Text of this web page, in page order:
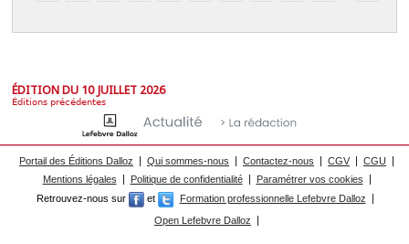
ÉDITION DU 10 JUILLET 2026
Éditions précédentes
Portail des Éditions Dalloz Qui sommes-nous Contactez-nous CGV
CGU
Mentions légales
Politique de confidentialité
Paramétrer vos cookies
Retrouvez-nous sur
et
Formation professionnelle Lefebvre Dalloz
Open Lefebvre Dalloz